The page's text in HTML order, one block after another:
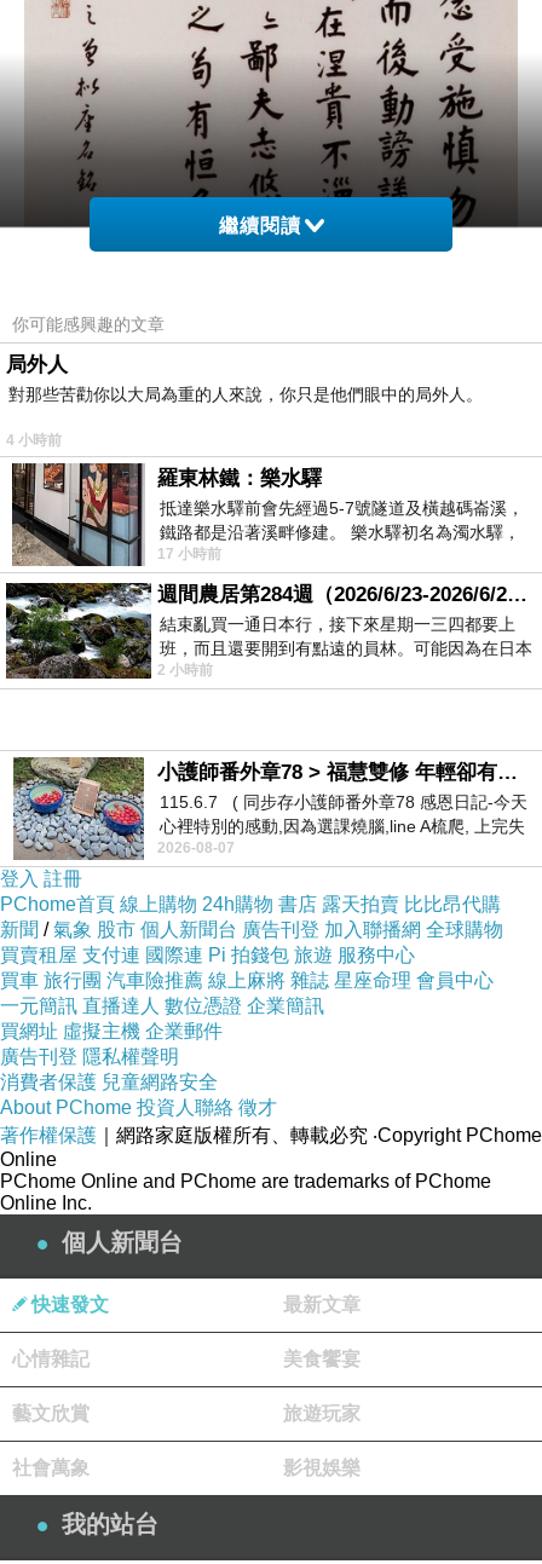
《崔子玉座右銘》。座右銘是書於座位右方桌面以
警戒之詞為主。崔子玉座右銘為自古以來之名作
全文為：無道人之短，無說己之長。施人慎勿念，
受施慎勿忘。世譽不足慕，惟仁為紀綱，隱心而後
動，謗議庸何傷。勿使名過實，守愚聖所藏。在涅
貴不淄，曖曖內含光，柔弱生之徒，老氏誡剛疆，
行行鄙夫志，悠悠故難量。慎言節飲食，知足勝不
祥，行之苟有恒，久久自芬芳。
古之有德者皆藉座右銘，以戒慎其身，定能成其名
隧其業。白居易嫌崔子玉座右銘不足，曾另擬座右
銘與本銘同置於壁，朝夕惕勵，並期身教他人，以
和諧社會，造福人群。
白居易 座右銘 :
勿慕富與貴，勿憂貧與賤；自問道何如，貴賤安足
云？
聞毀勿戚戚，聞譽勿欣欣；自顧行何如，毀譽安足
論？
身。
遊與邪分歧，居與正為鄰；於中有取捨，此外無疏
親。
修外以及內，敬養和與真；養內不遺外，動率義與
仁。
繼續閱讀
你可能感興趣的文章
局外人
對那些苦勸你以大局為重的人來說，你只是他們眼中的局外人。
4 小時前
羅東林鐵：樂水驛
抵達樂水驛前會先經過5-7號隧道及橫越碼崙溪，
鐵路都是沿著溪畔修建。 樂水驛初名為濁水驛，
但因與臺鐵集集線車站同名，於1953
17 小時前
週間農居第284週（2026/6/23-2026/6/24) 夏至 金黃稻浪洋溢豐收喜悅
結束亂買一通日本行，接下來星期一三四都要上
班，而且還要開到有點遠的員林。可能因為在日本
花不少錢，星期一出門上班時，心裡沒有一
2 小時前
小護師番外章78 > 福慧雙修 年輕卻有個老靈魂 ㄑ金剛經〉podcast
115.6.7 ( 同步存小護師番外章78 感恩日記-今天
心裡特別的感動,因為選課燒腦,line A梳爬, 上完失
智課的她,特來傾
2026-08-07
登入 註冊
PChome首頁 線上購物 24h購物 書店 露天拍賣 比比昂代購
新聞 /氣象 股市 個人新聞台 廣告刊登 加入聯播網 全球購物
買賣租屋 支付連 國際連 Pi 拍錢包 旅遊 服務中心
買車 旅行團 汽車險推薦 線上麻將 雜誌 星座命理 會員中心
一元簡訊 直播達人 數位憑證 企業簡訊
買網址 虛擬主機 企業郵件
廣告刊登 隱私權聲明
消費者保護 兒童網路安全
About PChome 投資人聯絡 徵才
著作權保護 ｜網路家庭版權所有、轉載必究 ‧Copyright PChome
Online
PChome Online and PChome are trademarks of PChome
Online Inc.
個人新聞台
快速發文 最新文章
心情雜記 美食饗宴
藝文欣賞 旅遊玩家
社會萬象 影視娛樂
我的站台